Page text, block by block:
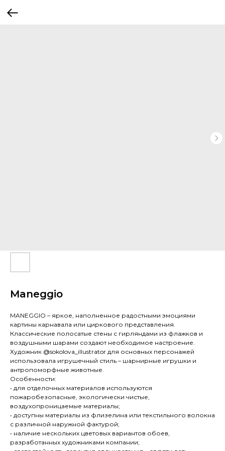
Maneggio
MANEGGIO – яркое, наполненное радостными эмоциями
картины карнавала или циркового представления.
Классические полосатые стены с гирляндами из флажков и
воздушными шарами создают необходимое настроение.
Художник @sokolova_illustrator для основных персонажей
использовала игрушечный стиль – шарнирные игрушки и
антропоморфные животные.
Особенности:
• для отделочных материалов используются
пожаробезопасные, экологически чистые,
воздухопроницаемые материалы;
• доступны материалы из флизелина или текстильного волокна
с различной наружной фактурой;
• наличие нескольких цветовых вариантов обоев,
разработанных художниками компании;